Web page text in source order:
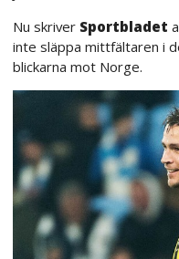
Nu skriver Sportbladet
inte släppa mittfältaren i
blickarna mot Norge.